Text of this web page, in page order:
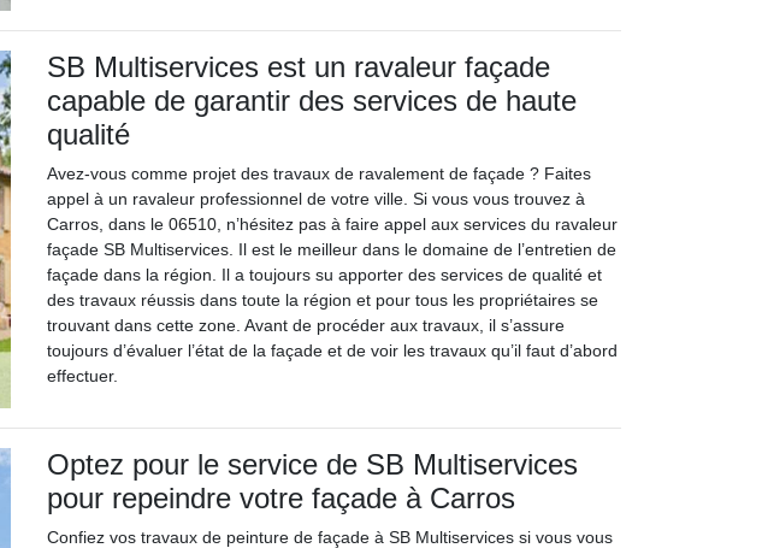
SB Multiservices est un ravaleur façade
capable de garantir des services de haute
qualité
Avez-vous comme projet des travaux de ravalement de façade ? Faites
appel à un ravaleur professionnel de votre ville. Si vous vous trouvez à
Carros, dans le 06510, n’hésitez pas à faire appel aux services du ravaleur
façade SB Multiservices. Il est le meilleur dans le domaine de l’entretien de
façade dans la région. Il a toujours su apporter des services de qualité et
des travaux réussis dans toute la région et pour tous les propriétaires se
trouvant dans cette zone. Avant de procéder aux travaux, il s’assure
toujours d’évaluer l’état de la façade et de voir les travaux qu’il faut d’abord
effectuer.
Optez pour le service de SB Multiservices
pour repeindre votre façade à Carros
Confiez vos travaux de peinture de façade à SB Multiservices si vous vous